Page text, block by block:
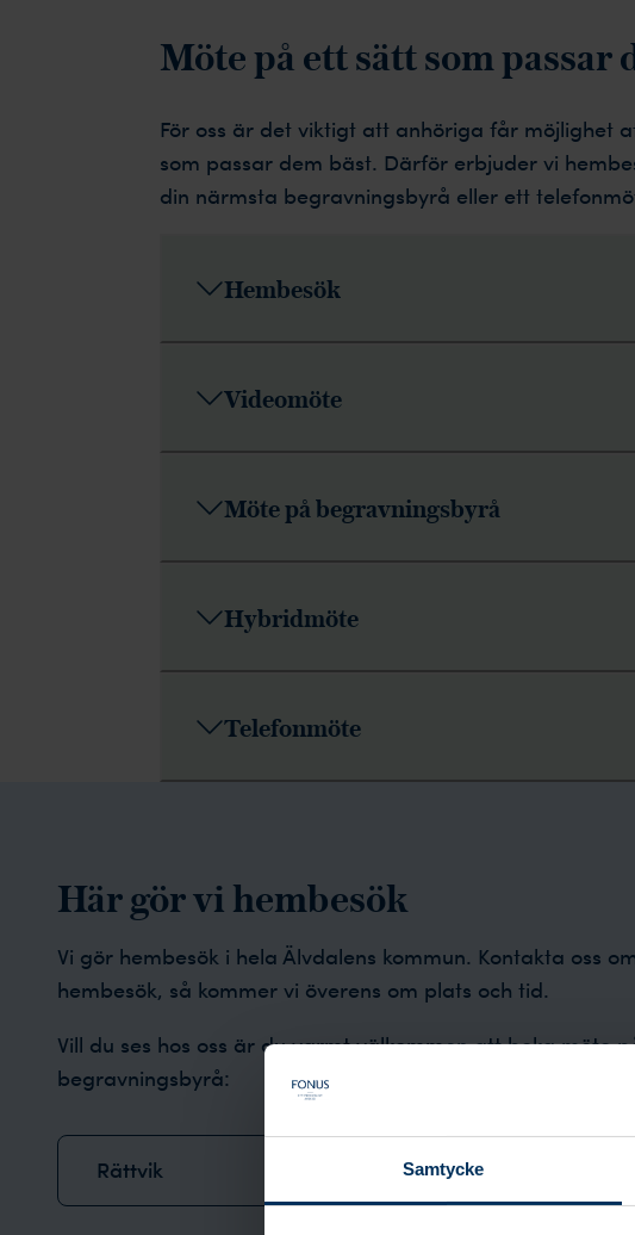
Samtycke
Möte på ett sätt som passar
För oss är det viktigt att anhöriga får möjlighet
som passar dem bäst. Därför erbjuder vi
din närmsta begravningsbyrå eller ett
Hembesök
Videomöte
Möte på begravningsbyrå
Hybridmöte
Telefonmöte
Här gör vi hembesök
Vi gör hembesök i hela Älvdalens kommun. Kontakta oss
hembesök, så kommer vi överens om plats och tid.
Vill du ses hos oss är du varmt välkommen att boka möte
begravningsbyrå:
Rättvik